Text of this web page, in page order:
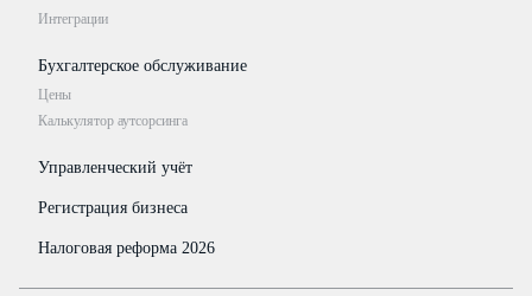
Интеграции
Бухгалтерское обслуживание
Цены
Калькулятор аутсорсинга
Управленческий учёт
Регистрация бизнеса
Налоговая реформа 2026